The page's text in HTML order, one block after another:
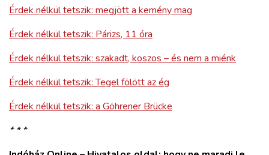
Érdek nélkül tetszik: megjött a kemény mag
Érdek nélkül tetszik: Párizs, 11 óra
Érdek nélkül tetszik: szakadt, koszos – és nem a miénk
Érdek nélkül tetszik: Tegel fölött az ég
Érdek nélkül tetszik: a Göhrener Brücke
* * *